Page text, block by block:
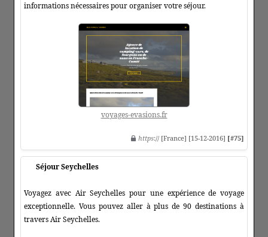
informations nécessaires pour organiser votre séjour.
voyages-evasions.fr
https:// [France] [15-12-2016] [#75]
Séjour Seychelles
Voyagez avec Air Seychelles pour une expérience de voyage
exceptionnelle. Vous pouvez aller à plus de 90 destinations à
travers Air Seychelles.